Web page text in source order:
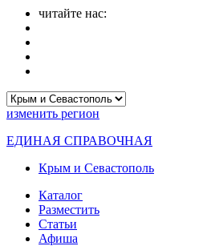
читайте нас:
изменить регион
ЕДИНАЯ СПРАВОЧНАЯ
Крым и Севастополь
Каталог
Разместить
Статьи
Афиша